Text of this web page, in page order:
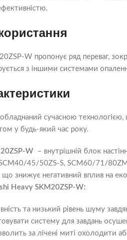
W пропонує ряд переваг,
з іншими системами
сучасною
у будь-який час року.
W – внутрішній блок
45/50ZS-S, SCM60/71/
що знижує негативний вплив на
Heavy SKM20ZSP-W:
та низький рівень шуму
систему для завдань
за лічені миті охолодити